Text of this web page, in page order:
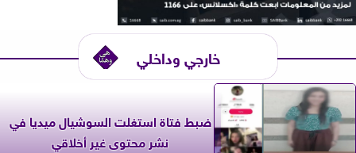
خارجي وداخلي
ضبط فتاة استغلت السوشيال ميديا في
نشر محتوى غير أخلاقي